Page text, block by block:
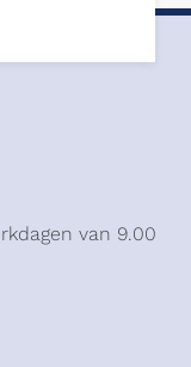
van 9.00